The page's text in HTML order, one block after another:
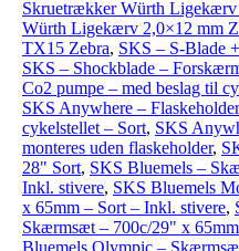
Skruetrækker Würth Ligekærv
Würth Ligekærv 2,0×12 mm
TX15 Zebra, SKS – S-Blade
SKS – Shockblade –
Co2 pumpe – med beslag til
SKS Anywhere –
cykelstellet – Sort, SKS
monteres uden flaskeholder,
28" Sort, SKS Bluemels –
Inkl. stivere, SKS Bluemels
x 65mm – Sort – Inkl. stivere,
Skærmsæt – 700c/29" x
Bluemels Olympic –